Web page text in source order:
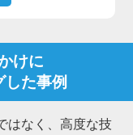
い・生乾きにな
いったトラブル
ホコリが詰まる
けに
た事例
はなく、高度な技